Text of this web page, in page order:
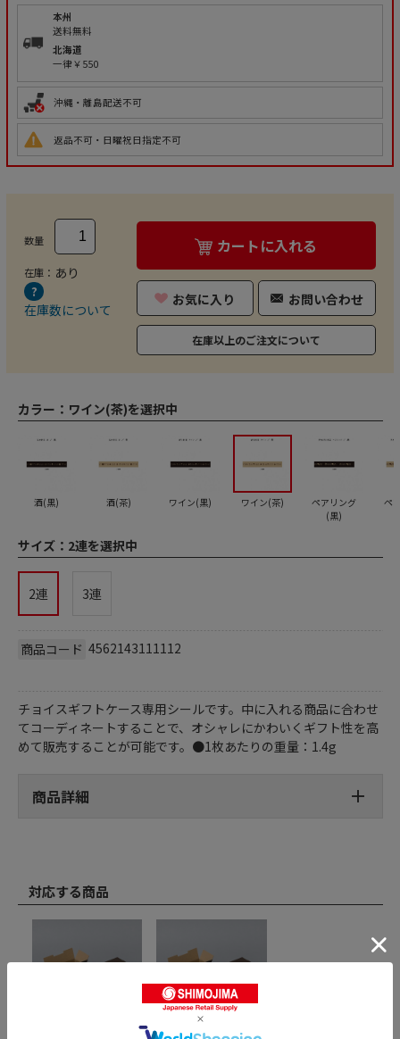
本州
送料無料
北海道
一律￥550
沖縄・離島配送不可
返品不可・日曜祝日指定不可
数量
在庫： あり
在庫数について
カートに入れる
お気に入り お問い合わせ
在庫以上のご注文について
カラー： ワイン(茶)を選択中
酒(黒) 酒(茶) ワイン(黒) ワイン(茶)
ペアリング
(黒)
ペ
サイズ： 2連を選択中
2連 3連
商品コード 4562143111112
チョイスギフトケース専用シールです。中に入れる商品に合わせ
てコーディネートすることで、オシャレにかわいくギフト性を高
めて販売することが可能です。●1枚あたりの重量：1.4g
商品詳細
対応する商品